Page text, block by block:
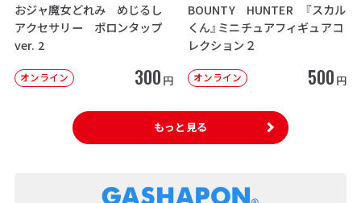
おジャ魔女どれみ めじるし
アクセサリー ポロンタップ
ver. 2
オンライン 300 円
BOUNTY HUNTER 『スカル
くん』ミニチュアフィギュアコ
レクション２
オンライン 500 円
もっと見る